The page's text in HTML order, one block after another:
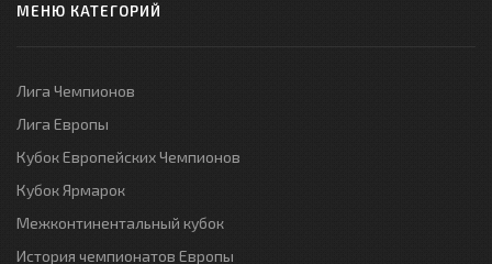
МЕНЮ КАТЕГОРИЙ
Лига Чемпионов
Лига Европы
Кубок Европейских Чемпионов
Кубок Ярмарок
Межконтинентальный кубок
История чемпионатов Европы